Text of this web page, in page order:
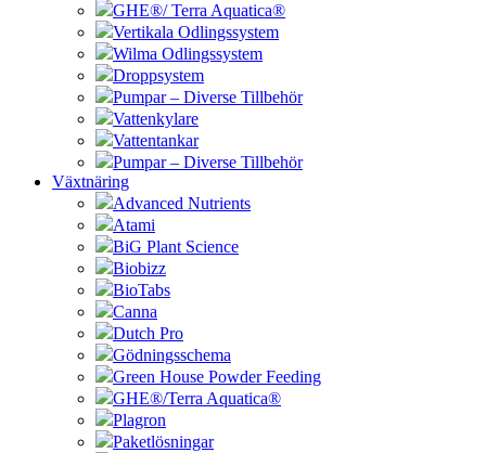
GHE®/ Terra Aquatica®
Vertikala Odlingssystem
Wilma Odlingssystem
Droppsystem
Pumpar – Diverse Tillbehör
Vattenkylare
Vattentankar
Pumpar – Diverse Tillbehör
Växtnäring
Advanced Nutrients
Atami
BiG Plant Science
Biobizz
BioTabs
Canna
Dutch Pro
Gödningsschema
Green House Powder Feeding
GHE®/Terra Aquatica®
Plagron
Paketlösningar